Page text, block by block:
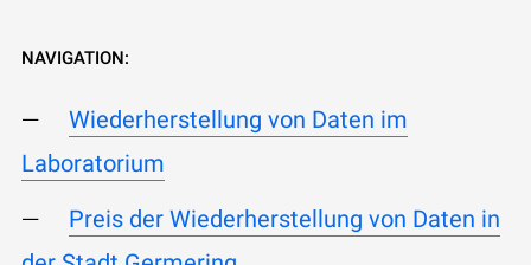
NAVIGATION:
Wiederherstellung von Daten im
Laboratorium
Preis der Wiederherstellung von Daten in